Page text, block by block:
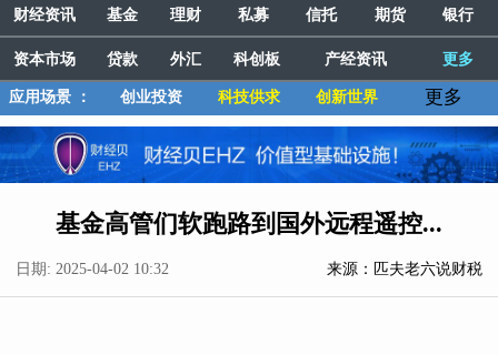
财经资讯 基金 理财 私募 信托 期货 银行
资本市场 贷款 外汇 科创板 产经资讯 更多
应用场景 ： 创业投资 科技供求 创新世界 更多
基金高管们软跑路到国外远程遥控...
日期: 2025-04-02 10:32 来源：匹夫老六说财税